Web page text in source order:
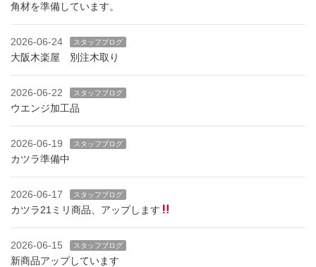
角材を準備しています。
2026-06-24 スタッフブログ
大阪木楽屋 別注木取り
2026-06-22 スタッフブログ
ウエンジ加工品
2026-06-19 スタッフブログ
カツラ準備中
2026-06-17 スタッフブログ
カツラ21ミリ商品、アップします
2026-06-15 スタッフブログ
新商品アップしています